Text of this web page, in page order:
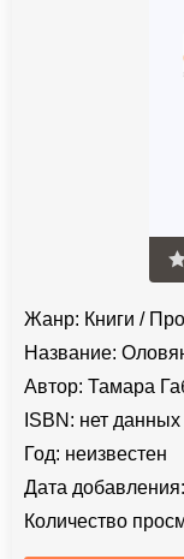
Жанр: Книги /
Название:
Автор: Тамара
ISBN: нет данных
Год: неизвестен
Дата добавления:
Количество